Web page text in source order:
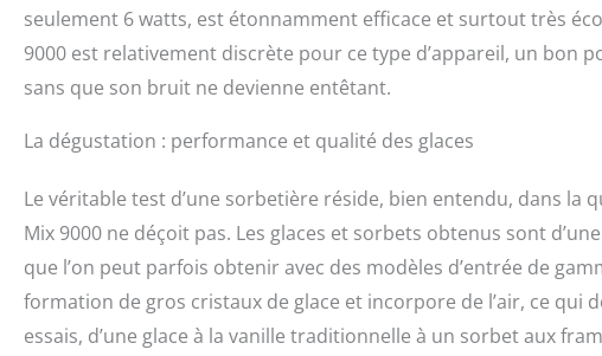
seulement 6 watts, est étonnamment efficace et surtout très
9000 est relativement discrète pour ce type d’appareil, un bon
sans que son bruit ne devienne entêtant.
La dégustation : performance et qualité des glaces
Le véritable test d’une sorbetière réside, bien entendu, dans
Mix 9000 ne déçoit pas. Les glaces et sorbets obtenus sont
que l’on peut parfois obtenir avec des modèles d’entrée de
formation de gros cristaux de glace et incorpore de l’air, ce qui
essais, d’une glace à la vanille traditionnelle à un sorbet aux